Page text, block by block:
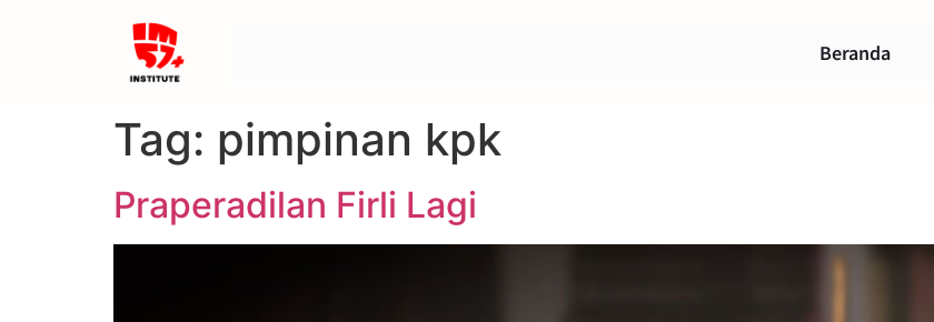
Beranda
Tag: pimpinan kpk
Praperadilan Firli Lagi